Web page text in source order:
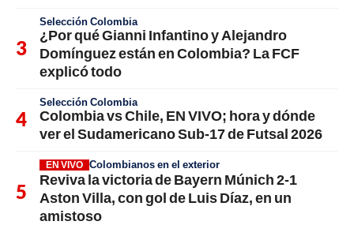
Selección Colombia
¿Por qué Gianni Infantino y Alejandro
Domínguez están en Colombia? La FCF
explicó todo
Selección Colombia
Colombia vs Chile, EN VIVO; hora y dónde
ver el Sudamericano Sub-17 de Futsal 2026
EN VIVO Colombianos en el exterior
Reviva la victoria de Bayern Múnich 2-1
Aston Villa, con gol de Luis Díaz, en un
amistoso